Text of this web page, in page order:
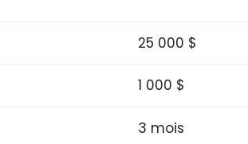
25 000 $
1 000 $
3 mois